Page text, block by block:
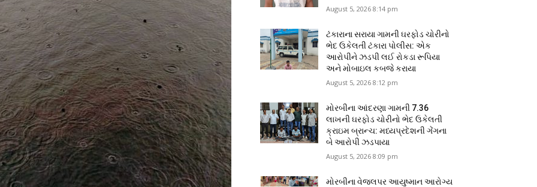
August 5, 2026 8:14 pm
ટંકારાના સરાયા ગામની ઘરફોડ ચોરીનો
ભેદ ઉકેલતી ટંકારા પોલીસ: એક
આરોપીને ઝડપી લઈ રોકડા રૂપિયા
અને મોબાઇલ કબજે કરાયા
August 5, 2026 8:12 pm
મોરબીના આંદરણા ગામની ₹7.36
લાખની ઘરફોડ ચોરીનો ભેદ ઉકેલતી
ક્રાઇમ બ્રાન્ચ: મધ્યપ્રદેશની ગેંગના
બે આરોપી ઝડપાયા
August 5, 2026 8:09 pm
મોરબીના વેજલપર આયુષ્માન આરોગ્ય